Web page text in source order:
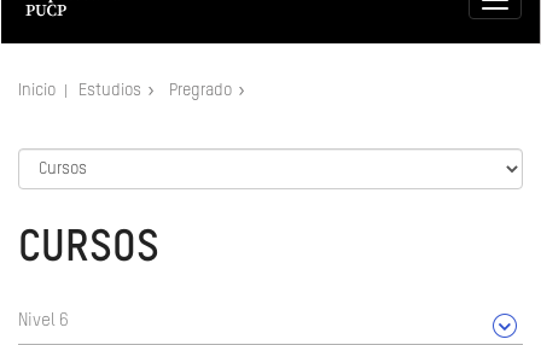
Inicio Estudios Pregrado
CURSOS
Nivel 6